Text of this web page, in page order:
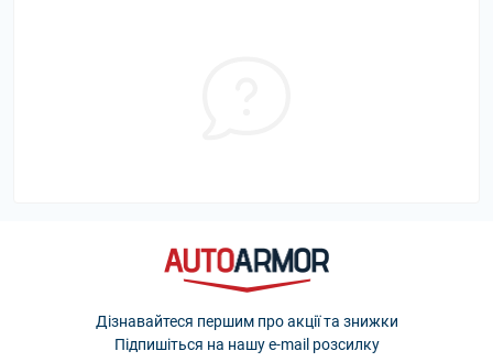
Дізнавайтеся першим про акції та знижки
Підпишіться на нашу e-mail розсилку